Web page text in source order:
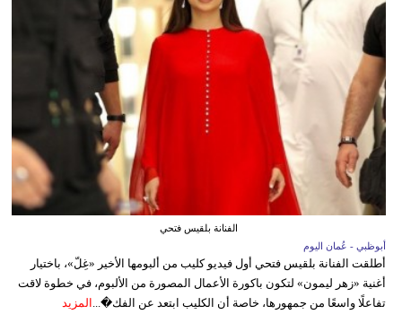
الفنانة بلقيس فتحي
أبوظبي - عُمان اليوم
أطلقت الفنانة بلقيس فتحي أول فيديو كليب من ألبومها الأخير «غِلّ»، باختيار
أغنية «زهر ليمون» لتكون باكورة الأعمال المصورة من الألبوم، في خطوة لاقت
تفاعلًا واسعًا من جمهورها، خاصة أن الكليب ابتعد عن الفك�... المزيد